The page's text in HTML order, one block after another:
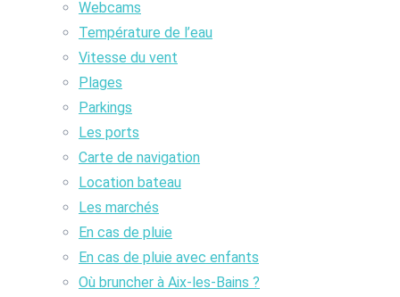
Webcams
Température de l’eau
Vitesse du vent
Plages
Parkings
Les ports
Carte de navigation
Location bateau
Les marchés
En cas de pluie
En cas de pluie avec enfants
Où bruncher à Aix-les-Bains ?